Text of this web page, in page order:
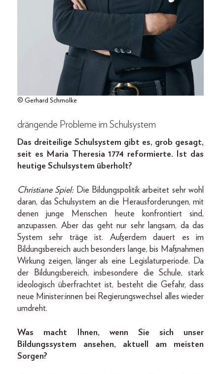
© Gerhard Schmolke
drängende Probleme im Schulsystem
Das dreiteilige Schulsystem gibt es, grob gesagt,
seit es Maria Theresia 1774 reformierte. Ist das
heutige Schulsystem überholt?
Christiane Spiel: Die Bildungspolitik arbeitet sehr wohl
daran, das Schulsystem an die Herausforderungen, mit
denen junge Menschen heute konfrontiert sind,
anzupassen. Aber das geht nur sehr langsam, da das
System sehr träge ist. Außerdem dauert es im
Bildungsbereich auch besonders lange, bis Maßnahmen
Wirkung zeigen, länger als eine Legislaturperiode. Da
der Bildungsbereich, insbesondere die Schule, stark
ideologisch überfrachtet ist, besteht die Gefahr, dass
neue Minister:innen bei Regierungswechsel alles wieder
umdreht.
Was macht Ihnen, wenn Sie sich unser
Bildungssystem ansehen, aktuell am meisten
Sorgen?